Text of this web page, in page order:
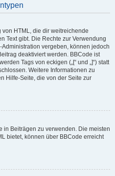
HTML, die dir weitreichende
Text gibt. Die Rechte zur Verwendung
vergeben, können jedoch
deaktiviert werden. BBCode ist
Tags von eckigen („[“ und „]“) statt
Weitere Informationen zu
Hilfe-Seite, die von der Seite zur
in Beiträgen zu verwenden. Die meisten
bietet, können über BBCode erreicht